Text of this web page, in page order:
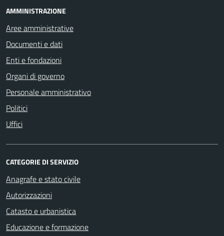
AMMINISTRAZIONE
Aree amministrative
Documenti e dati
Enti e fondazioni
Organi di governo
Personale amministrativo
Politici
Uffici
CATEGORIE DI SERVIZIO
Anagrafe e stato civile
Autorizzazioni
Catasto e urbanistica
Educazione e formazione